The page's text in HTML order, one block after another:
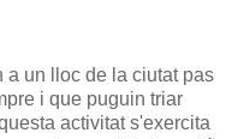
a un lloc de la ciutat pas
i que puguin triar
activitat s'exercita